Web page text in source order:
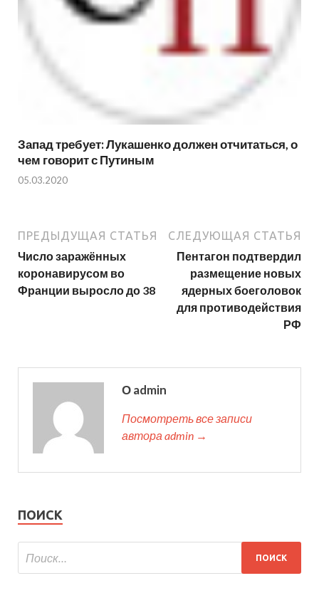
Запад требует: Лукашенко должен отчитаться, о
чем говорит с Путиным
05.03.2020
ПРЕДЫДУЩАЯ СТАТЬЯ
Число заражённых
коронавирусом во
Франции выросло до 38
СЛЕДУЮЩАЯ СТАТЬЯ
Пентагон подтвердил
размещение новых
ядерных боеголовок
для противодействия
РФ
О admin
Посмотреть все записи
автора admin →
ПОИСК